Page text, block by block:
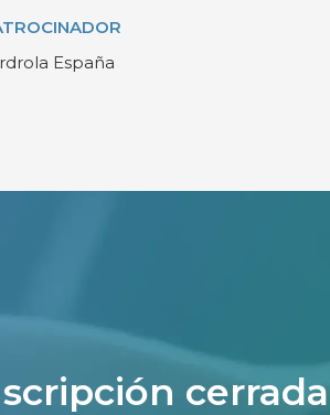
España
cerrada